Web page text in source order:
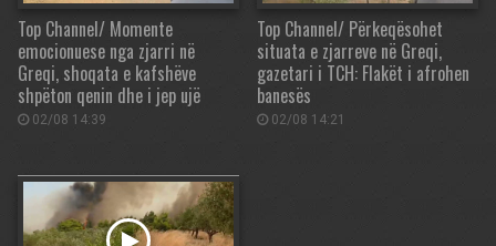
Top Channel/ Momente
emocionuese nga zjarri në
Greqi, shoqata e kafshëve
shpëton qenin dhe i jep ujë
02/08 14:39
Top Channel/ Përkeqësohet
situata e zjarreve në Greqi,
gazetari i TCH: Flakët i afrohen
banesës
02/08 14:21